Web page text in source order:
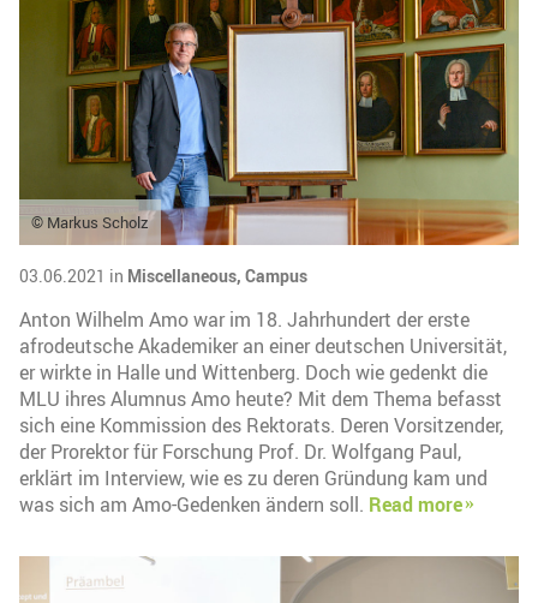
© Markus Scholz
03.06.2021 in Miscellaneous, Campus
Anton Wilhelm Amo war im 18. Jahrhundert der erste
afrodeutsche Akademiker an einer deutschen Universität,
er wirkte in Halle und Wittenberg. Doch wie gedenkt die
MLU ihres Alumnus Amo heute? Mit dem Thema befasst
sich eine Kommission des Rektorats. Deren Vorsitzender,
der Prorektor für Forschung Prof. Dr. Wolfgang Paul,
erklärt im Interview, wie es zu deren Gründung kam und
was sich am Amo-Gedenken ändern soll. Read more